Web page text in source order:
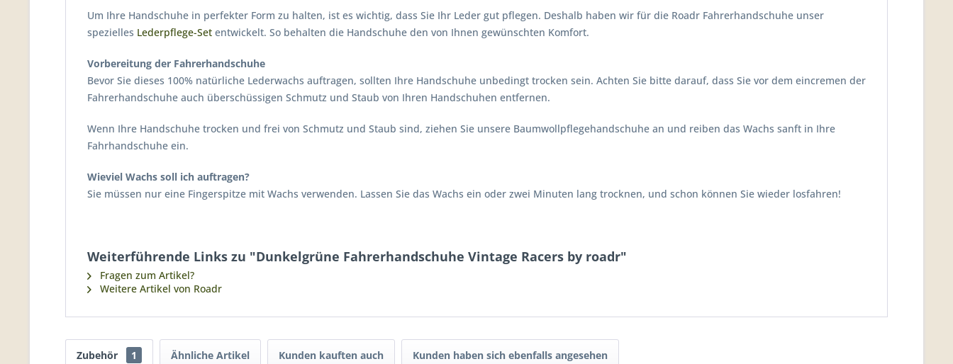
Um Ihre Handschuhe in perfekter Form zu halten, ist es wichtig, dass Sie Ihr Leder gut pflegen. Deshalb haben wir für die Roadr Fahrerhandschuhe unser
spezielles Lederpflege-Set entwickelt. So behalten die Handschuhe den von Ihnen gewünschten Komfort.
Vorbereitung der Fahrerhandschuhe
Bevor Sie dieses 100% natürliche Lederwachs auftragen, sollten Ihre Handschuhe unbedingt trocken sein. Achten Sie bitte darauf, dass Sie vor dem eincremen der
Fahrerhandschuhe auch überschüssigen Schmutz und Staub von Ihren Handschuhen entfernen.
Wenn Ihre Handschuhe trocken und frei von Schmutz und Staub sind, ziehen Sie unsere Baumwollpflegehandschuhe an und reiben das Wachs sanft in Ihre
Fahrhandschuhe ein.
Wieviel Wachs soll ich auftragen?
Sie müssen nur eine Fingerspitze mit Wachs verwenden. Lassen Sie das Wachs ein oder zwei Minuten lang trocknen, und schon können Sie wieder losfahren!
Weiterführende Links zu "Dunkelgrüne Fahrerhandschuhe Vintage Racers by roadr"
Fragen zum Artikel?
Weitere Artikel von Roadr
Zubehör 1 Ähnliche Artikel Kunden kauften auch Kunden haben sich ebenfalls angesehen